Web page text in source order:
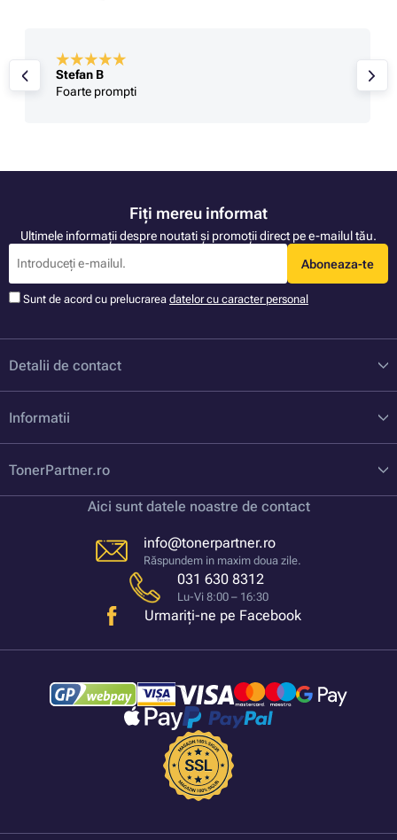
Stefan B
Foarte prompti
Fiți mereu informat
Ultimele informații despre noutati și promoții direct pe e-mailul tău.
Aboneaza-te
Sunt de acord cu prelucrarea datelor cu caracter personal
Detalii de contact
Informatii
TonerPartner.ro
Aici sunt datele noastre de contact
info@tonerpartner.ro
Răspundem in maxim doua zile.
031 630 8312
Lu-Vi 8:00 – 16:30
Urmariți-ne pe Facebook